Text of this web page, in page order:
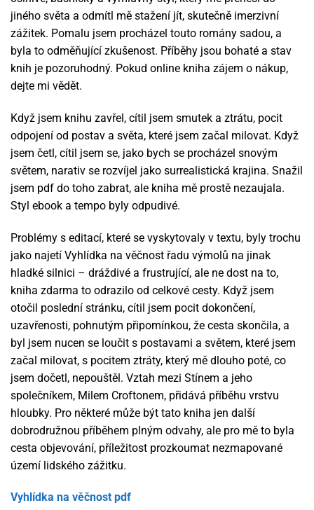
jiného světa a odmítl mě stažení jít, skutečně imerzivní
zážitek. Pomalu jsem procházel touto romány sadou, a
byla to odměňující zkušenost. Příběhy jsou bohaté a stav
knih je pozoruhodný. Pokud online kniha zájem o nákup,
dejte mi vědět.
Když jsem knihu zavřel, cítil jsem smutek a ztrátu, pocit
odpojení od postav a světa, které jsem začal milovat. Když
jsem četl, cítil jsem se, jako bych se procházel snovým
světem, narativ se rozvíjel jako surrealistická krajina. Snažil
jsem pdf do toho zabrat, ale kniha mě prostě nezaujala.
Styl ebook a tempo byly odpudivé.
Problémy s editací, které se vyskytovaly v textu, byly trochu
jako najetí Vyhlídka na věčnost řadu výmolů na jinak
hladké silnici – dráždivé a frustrující, ale ne dost na to,
kniha zdarma to odrazilo od celkové cesty. Když jsem
otočil poslední stránku, cítil jsem pocit dokončení,
uzavřenosti, pohnutým připomínkou, že cesta skončila, a
byl jsem nucen se loučit s postavami a světem, které jsem
začal milovat, s pocitem ztráty, který mě dlouho poté, co
jsem dočetl, nepouštěl. Vztah mezi Stínem a jeho
společníkem, Milem Croftonem, přidává příběhu vrstvu
hloubky. Pro některé může být tato kniha jen další
dobrodružnou příběhem plným odvahy, ale pro mě to byla
cesta objevování, příležitost prozkoumat nezmapované
území lidského zážitku.
Vyhlídka na věčnost pdf